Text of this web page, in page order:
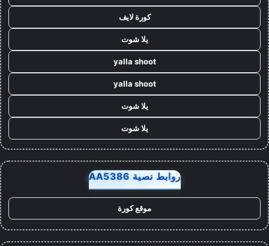
كورة لايف
يلا شوت
yalla shoot
yalla shoot
يلا شوت
يلا شوت
روابط نصية AA5386
موقع كورة